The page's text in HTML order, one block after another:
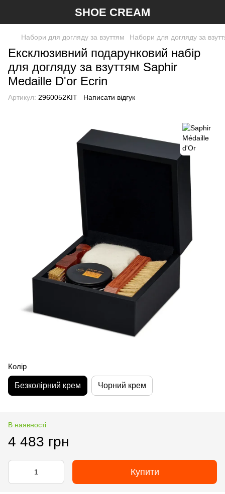
SHOE CREAM
Набори для догляду за взуттям Набори для догляду за
Ексклюзивний подарунковий набір
для догляду за взуттям Saphir
Medaille D'or Ecrin
Артикул: 2960052KIT Написати відгук
Колір
Безколірний крем Чорний крем
В наявності
4 483 грн
Купити